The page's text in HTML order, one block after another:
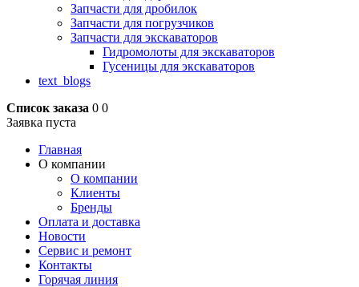
Запчасти для дробилок
Запчасти для погрузчиков
Запчасти для экскаваторов
Гидромолоты для экскаваторов
Гусеницы для экскаваторов
text_blogs
Список заказа 0 0
Заявка пуста
Главная
О компании
О компании
Клиенты
Бренды
Оплата и доставка
Новости
Сервис и ремонт
Контакты
Горячая линия